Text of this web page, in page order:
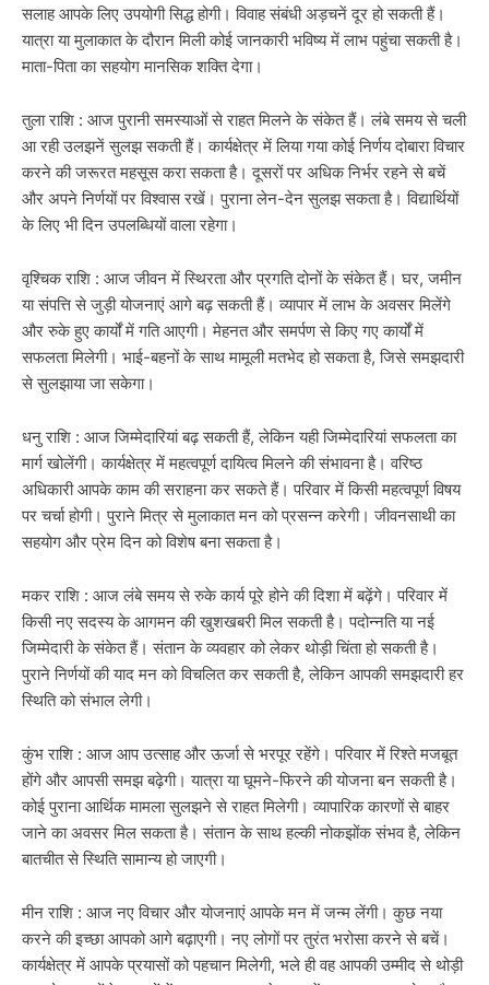
सलाह आपके लिए उपयोगी सिद्ध होगी। विवाह संबंधी अड़चनें दूर हो सकती हैं।
यात्रा या मुलाकात के दौरान मिली कोई जानकारी भविष्य में लाभ पहुंचा सकती है।
माता-पिता का सहयोग मानसिक शक्ति देगा।
तुला राशि : आज पुरानी समस्याओं से राहत मिलने के संकेत हैं। लंबे समय से चली
आ रही उलझनें सुलझ सकती हैं। कार्यक्षेत्र में लिया गया कोई निर्णय दोबारा विचार
करने की जरूरत महसूस करा सकता है। दूसरों पर अधिक निर्भर रहने से बचें
और अपने निर्णयों पर विश्वास रखें। पुराना लेन-देन सुलझ सकता है। विद्यार्थियों
के लिए भी दिन उपलब्धियों वाला रहेगा।
वृश्चिक राशि : आज जीवन में स्थिरता और प्रगति दोनों के संकेत हैं। घर, जमीन
या संपत्ति से जुड़ी योजनाएं आगे बढ़ सकती हैं। व्यापार में लाभ के अवसर मिलेंगे
और रुके हुए कार्यों में गति आएगी। मेहनत और समर्पण से किए गए कार्यों में
सफलता मिलेगी। भाई-बहनों के साथ मामूली मतभेद हो सकता है, जिसे समझदारी
से सुलझाया जा सकेगा।
धनु राशि : आज जिम्मेदारियां बढ़ सकती हैं, लेकिन यही जिम्मेदारियां सफलता का
मार्ग खोलेंगी। कार्यक्षेत्र में महत्वपूर्ण दायित्व मिलने की संभावना है। वरिष्ठ
अधिकारी आपके काम की सराहना कर सकते हैं। परिवार में किसी महत्वपूर्ण विषय
पर चर्चा होगी। पुराने मित्र से मुलाकात मन को प्रसन्न करेगी। जीवनसाथी का
सहयोग और प्रेम दिन को विशेष बना सकता है।
मकर राशि : आज लंबे समय से रुके कार्य पूरे होने की दिशा में बढ़ेंगे। परिवार में
किसी नए सदस्य के आगमन की खुशखबरी मिल सकती है। पदोन्नति या नई
जिम्मेदारी के संकेत हैं। संतान के व्यवहार को लेकर थोड़ी चिंता हो सकती है।
पुराने निर्णयों की याद मन को विचलित कर सकती है, लेकिन आपकी समझदारी हर
स्थिति को संभाल लेगी।
कुंभ राशि : आज आप उत्साह और ऊर्जा से भरपूर रहेंगे। परिवार में रिश्ते मजबूत
होंगे और आपसी समझ बढ़ेगी। यात्रा या घूमने-फिरने की योजना बन सकती है।
कोई पुराना आर्थिक मामला सुलझने से राहत मिलेगी। व्यापारिक कारणों से बाहर
जाने का अवसर मिल सकता है। संतान के साथ हल्की नोकझोंक संभव है, लेकिन
बातचीत से स्थिति सामान्य हो जाएगी।
मीन राशि : आज नए विचार और योजनाएं आपके मन में जन्म लेंगी। कुछ नया
करने की इच्छा आपको आगे बढ़ाएगी। नए लोगों पर तुरंत भरोसा करने से बचें।
कार्यक्षेत्र में आपके प्रयासों को पहचान मिलेगी, भले ही वह आपकी उम्मीद से थोड़ी